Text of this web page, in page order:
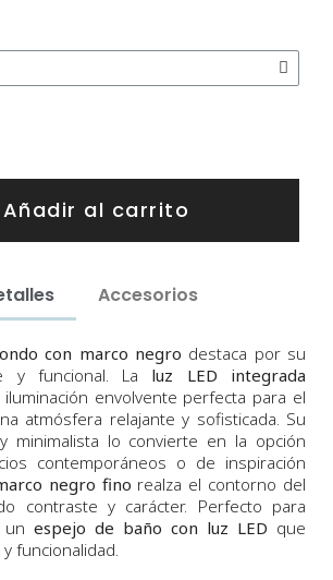
Añadir al carrito
Accesorios
con marco negro destaca por su
y funcional. La luz LED integrada
envolvente perfecta para el
atmósfera relajante y sofisticada. Su
minimalista lo convierte en la opción
contemporáneos o de inspiración
negro fino realza el contorno del
contraste y carácter. Perfecto para
un espejo de baño con luz LED que
funcionalidad.